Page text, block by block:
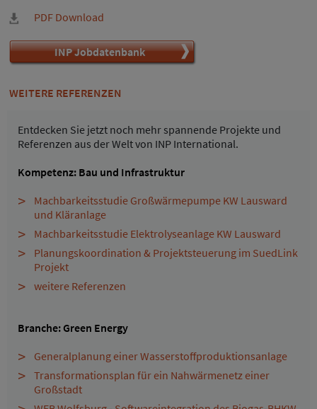
PDF Download
INP Jobdatenbank
WEITERE REFERENZEN
Entdecken Sie jetzt noch mehr spannende Projekte und
Referenzen aus der Welt von INP International.
Kompetenz: Bau und Infrastruktur
Machbarkeitsstudie Großwärmepumpe KW Lausward
und Kläranlage
Machbarkeitsstudie Elektrolyseanlage KW Lausward
Planungskoordination & Projektsteuerung im SuedLink
Projekt
weitere Referenzen
Branche: Green Energy
Generalplanung einer Wasserstoffproduktionsanlage
Transformationsplan für ein Nahwärmenetz einer
Großstadt